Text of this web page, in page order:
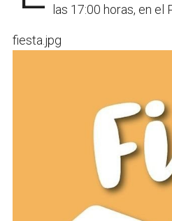
las 17:00 horas, en el
fiesta.jpg